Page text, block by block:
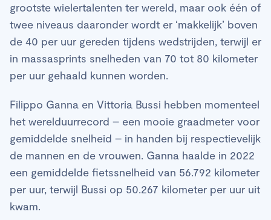
grootste wielertalenten ter wereld, maar ook één of
twee niveaus daaronder wordt er ‘makkelijk’ boven
de 40 per uur gereden tijdens wedstrijden, terwijl er
in massasprints snelheden van 70 tot 80 kilometer
per uur gehaald kunnen worden.
Filippo Ganna en Vittoria Bussi hebben momenteel
het werelduurrecord – een mooie graadmeter voor
gemiddelde snelheid – in handen bij respectievelijk
de mannen en de vrouwen. Ganna haalde in 2022
een gemiddelde fietssnelheid van 56.792 kilometer
per uur, terwijl Bussi op 50.267 kilometer per uur uit
kwam.